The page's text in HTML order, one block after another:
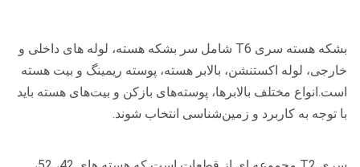
بشکه هسته سری T6 شامل سر بشکه هسته، لوله های داخلی و
خارجی، لوله اکستنشن، بالابر هسته، پوسته ریمینگ و بیت هسته
است.انواع مختلف بالابرها، پوسته‌های بازکن و بیت‌های هسته باید
با توجه به کاربرد و زمین‌شناسی انتخاب شوند.